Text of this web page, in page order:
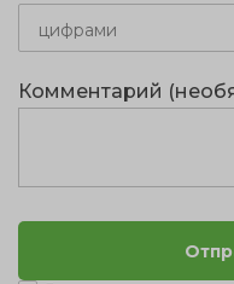
Комментарий